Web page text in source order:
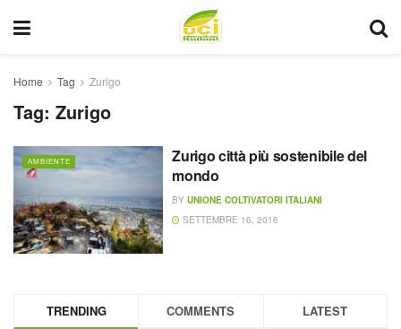
Home Tag Zurigo
Tag: Zurigo
AMBIENTE
Zurigo città più sostenibile del
mondo
BY UNIONE COLTIVATORI ITALIANI
SETTEMBRE 16, 2016
TRENDING COMMENTS LATEST